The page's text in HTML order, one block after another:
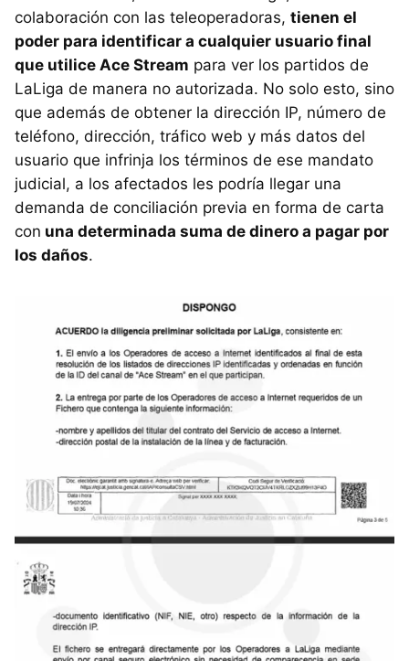
colaboración con las teleoperadoras, tienen el
poder para identificar a cualquier usuario final
que utilice Ace Stream para ver los partidos de
LaLiga de manera no autorizada. No solo esto, sino
que además de obtener la dirección IP, número de
teléfono, dirección, tráfico web y más datos del
usuario que infrinja los términos de ese mandato
judicial, a los afectados les podría llegar una
demanda de conciliación previa en forma de carta
con una determinada suma de dinero a pagar por
los daños.